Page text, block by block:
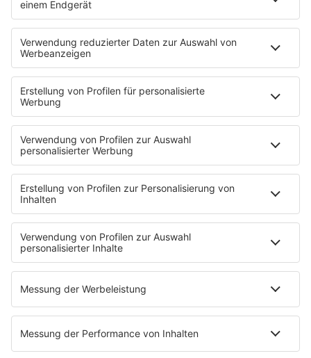
HOME
SERVICE
Kontakt
Newsletter
Über ROCK FM
Jobs & Praktika
Pressekontakt
Presse & Downloads
Verkehr
Wetter
EMPFANG
Übersicht
ROCK FM App
Partner
radio.de
Phonostar
REGENBOGEN 2